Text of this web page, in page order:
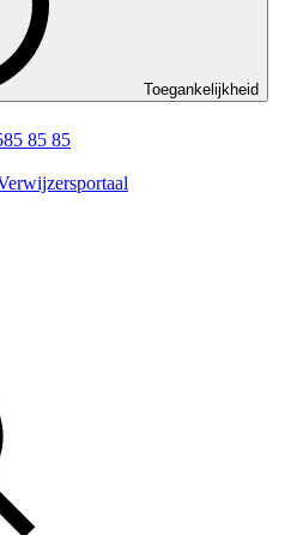
Toegankelijkheid
85 85